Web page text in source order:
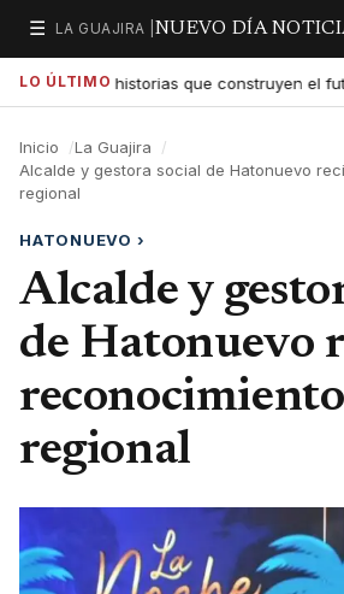
☰
Secciones
LA GUAJIRA | NUEVO DÍA
LO ÚLTIMOlas historias que construyen el
Inicio
La Guajira
Alcalde y gestora social de Hatonuevo
regional
HATONUEVO ›
Alcalde y
de Hatonuevo
reconocimiento
regional